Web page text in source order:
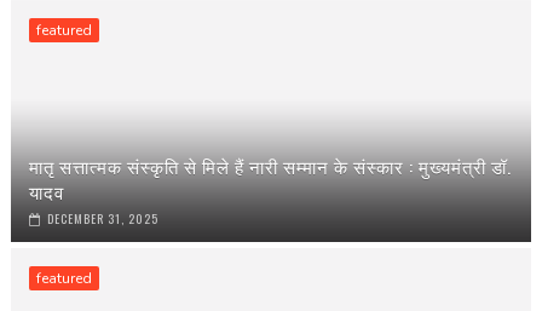
featured
मातृ सत्तात्मक संस्कृति से मिले हैं नारी सम्मान के संस्कार : मुख्यमंत्री डॉ.
यादव
DECEMBER 31, 2025
featured